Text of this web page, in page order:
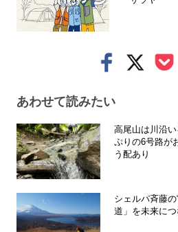
あわせて読みたい
高尾山は川沿
ぷりの6号路が
う配あり
シェルパ斉藤
道」を未来に